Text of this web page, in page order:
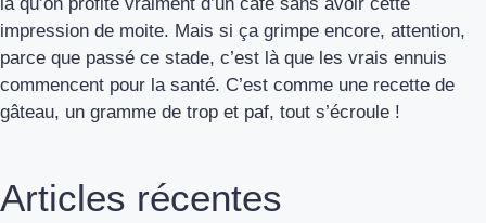
là qu’on profite vraiment d’un café sans avoir cette
impression de moite. Mais si ça grimpe encore, attention,
parce que passé ce stade, c’est là que les vrais ennuis
commencent pour la santé. C’est comme une recette de
gâteau, un gramme de trop et paf, tout s’écroule !
Articles récentes